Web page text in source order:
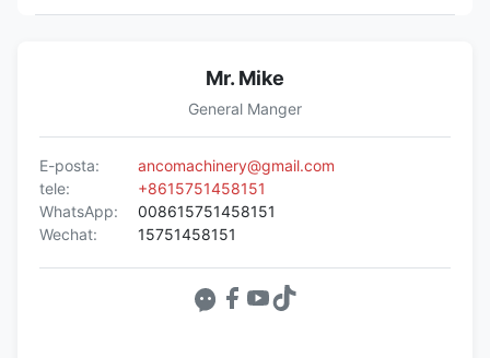
Mr. Mike
General Manger
E-posta:
ancomachinery@gmail.com
tele:
+8615751458151
WhatsApp:
008615751458151
Wechat:
15751458151